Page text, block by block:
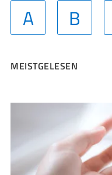
A B
MEISTGELESEN